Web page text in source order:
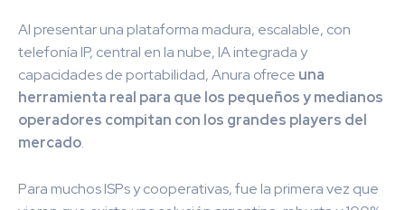
Al presentar una plataforma madura, escalable, con
telefonía IP, central en la nube, IA integrada y
capacidades de portabilidad, Anura ofrece una
herramienta real para que los pequeños y medianos
operadores compitan con los grandes players del
mercado.
Para muchos ISPs y cooperativas, fue la primera vez que